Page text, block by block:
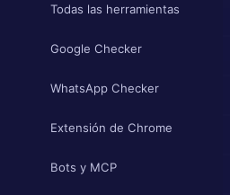
Todas las herramientas
Google Checker
WhatsApp Checker
Extensión de Chrome
Bots y MCP